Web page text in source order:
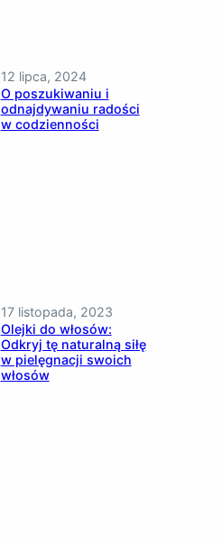
12 lipca, 2024
O poszukiwaniu i
odnajdywaniu radości
w codzienności
17 listopada, 2023
Olejki do włosów:
Odkryj tę naturalną siłę
w pielęgnacji swoich
włosów